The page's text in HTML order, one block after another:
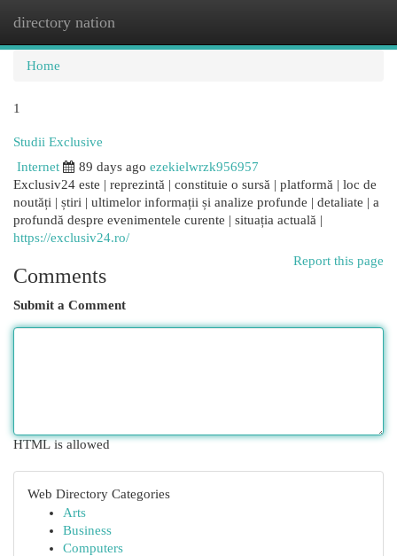
directory nation
Home
1
Studii Exclusive
Internet
89 days ago ezekielwrzk956957
Exclusiv24 este | reprezintă | constituie o sursă | platformă | loc de
noutăți | știri | ultimelor informații și analize profunde | detaliate | a
profundă despre evenimentele curente | situația actuală |
https://exclusiv24.ro/
Report this page
Comments
Submit a Comment
HTML is allowed
Web Directory Categories
Arts
Business
Computers